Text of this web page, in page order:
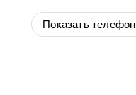
Показать телефон